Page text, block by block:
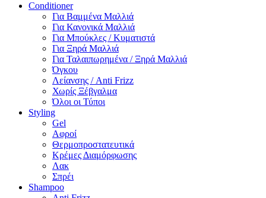
Conditioner
Για Βαμμένα Μαλλιά
Για Κανονικά Μαλλιά
Για Μπούκλες / Κυματιστά
Για Ξηρά Μαλλιά
Για Ταλαιπωρημένα / Ξηρά Μαλλιά
Όγκου
Λείανσης / Anti Frizz
Χωρίς Ξέβγαλμα
Όλοι οι Τύποι
Styling
Gel
Αφροί
Θερμοπροστατευτικά
Κρέμες Διαμόρφωσης
Λακ
Σπρέι
Shampoo